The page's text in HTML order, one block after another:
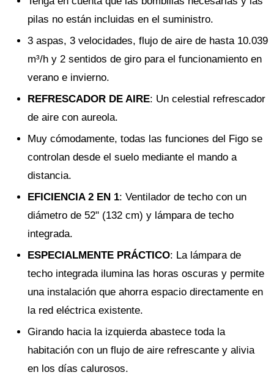
pilas no están incluidas en el suministro.
3 aspas, 3 velocidades, flujo de aire de hasta 10.039
m³/h y 2 sentidos de giro para el funcionamiento en
verano e invierno.
REFRESCADOR DE AIRE: Un celestial refrescador
de aire con aureola.
Muy cómodamente, todas las funciones del Figo se
controlan desde el suelo mediante el mando a
distancia.
EFICIENCIA 2 EN 1: Ventilador de techo con un
diámetro de 52" (132 cm) y lámpara de techo
integrada.
ESPECIALMENTE PRÁCTICO: La lámpara de
techo integrada ilumina las horas oscuras y permite
una instalación que ahorra espacio directamente en
la red eléctrica existente.
Girando hacia la izquierda abastece toda la
habitación con un flujo de aire refrescante y alivia
en los días calurosos.